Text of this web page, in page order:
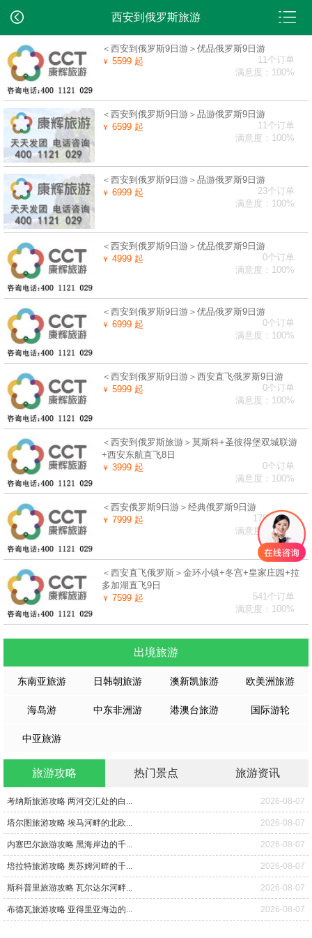
西安到俄罗斯旅游
＜西安到俄罗斯9日游＞优品俄罗斯9日游
￥ 5599 起
11个订单
满意度：100%
＜西安到俄罗斯9日游＞品游俄罗斯9日游
￥ 6599 起
11个订单
满意度：100%
＜西安到俄罗斯9日游＞品游俄罗斯9日游
￥ 6999 起
23个订单
满意度：100%
＜西安到俄罗斯9日游＞优品俄罗斯9日游
￥ 4999 起
0个订单
满意度：100%
＜西安到俄罗斯9日游＞优品俄罗斯9日游
￥ 6999 起
0个订单
满意度：100%
＜西安到俄罗斯9日游＞西安直飞俄罗斯9日游
￥ 5999 起
0个订单
满意度：100%
＜西安到俄罗斯旅游＞莫斯科+圣彼得堡双城联游
+西安东航直飞8日
￥ 3999 起
0个订单
满意度：100%
＜西安俄罗斯9日游＞经典俄罗斯9日游
￥ 7999 起
178个订单
满意度：100%
＜西安直飞俄罗斯＞金环小镇+冬宫+皇家庄园+拉
多加湖直飞9日
￥ 7599 起
541个订单
满意度：100%
出境旅游
东南亚旅游 日韩朝旅游 澳新凯旅游 欧美洲旅游
海岛游 中东非洲游 港澳台旅游 国际游轮
中亚旅游
旅游攻略 热门景点 旅游资讯
考纳斯旅游攻略 两河交汇处的白... 2026-08-07
塔尔图旅游攻略 埃马河畔的北欧... 2026-08-07
内塞巴尔旅游攻略 黑海岸边的千... 2026-08-07
培拉特旅游攻略 奥苏姆河畔的千... 2026-08-07
斯科普里旅游攻略 瓦尔达尔河畔... 2026-08-07
布德瓦旅游攻略 亚得里亚海边的... 2026-08-07